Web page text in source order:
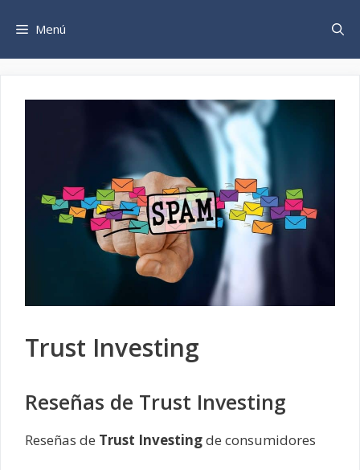
Menú
Trust Investing
Reseñas de Trust Investing
Reseñas de Trust Investingde consumidores